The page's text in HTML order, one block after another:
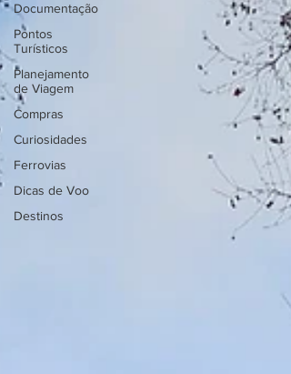
Documentação
Pontos
Turísticos
Planejamento
de Viagem
Compras
Curiosidades
Ferrovias
Dicas de Voo
Destinos